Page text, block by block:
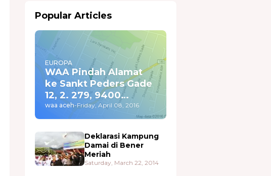
Popular Articles
EUROPA
WAA Pindah Alamat
ke Sankt Peders Gade
12, 2. 279, 9400
Nørresundby
waa aceh-Friday, April 08, 2016
Deklarasi Kampung
Damai di Bener
Meriah
Saturday, March 22, 2014